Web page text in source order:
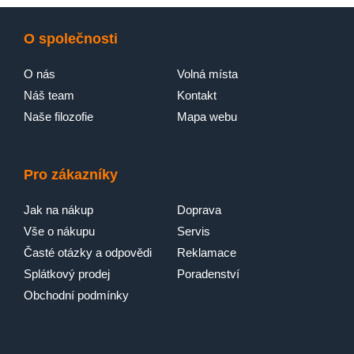
MY AEG CARE:
APLIKACE, KTERÉ NA
VÁS ZÁLEŽÍ
Mějte vždy k dispozici užitečné rady, jak nejlépe ošetřit
skvrny a pečovat o oděvy z nejchoulostivějších materiálů.
Ověřte si, zda používáte správný prací prostředek a jestli
O společnosti
O nás
Náš team
Naše filozofie
Volná místa
Kontakt
Mapa webu
Pro zákazníky
Jak na nákup
Vše o nákupu
Časté otázky a odpovědi
Splátkový prodej
Obchodní podmínky
Doprava
Servis
Reklamace
Poradenství